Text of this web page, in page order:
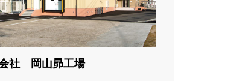
社 岡山昴工場